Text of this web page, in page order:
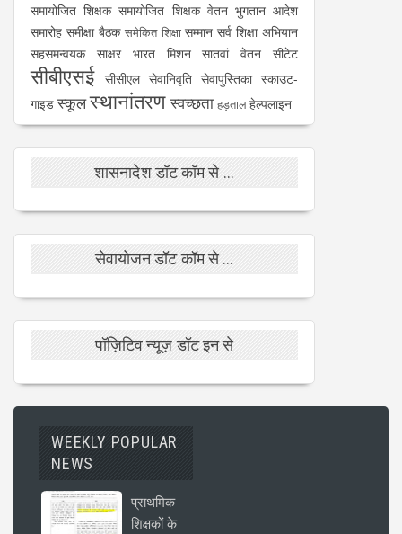
समायोजित शिक्षक समायोजित शिक्षक वेतन भुगतान आदेश
समारोह समीक्षा बैठक समेकित शिक्षा सम्मान सर्व शिक्षा अभियान
सहसमन्वयक
साक्षर भारत मिशन सातवां वेतन सीटेट
सीबीएसई सीसीएल सेवानिवृति सेवापुस्तिका स्काउट-
गाइड स्कूलस्थानांतरण स्वच्छता हड़तालहेल्पलाइन
शासनादेश डॉट कॉम से ...
सेवायोजन डॉट कॉम से ...
पॉज़िटिव न्यूज़ डॉट इन से
WEEKLY POPULAR
NEWS
प्राथमिक
शिक्षकों के